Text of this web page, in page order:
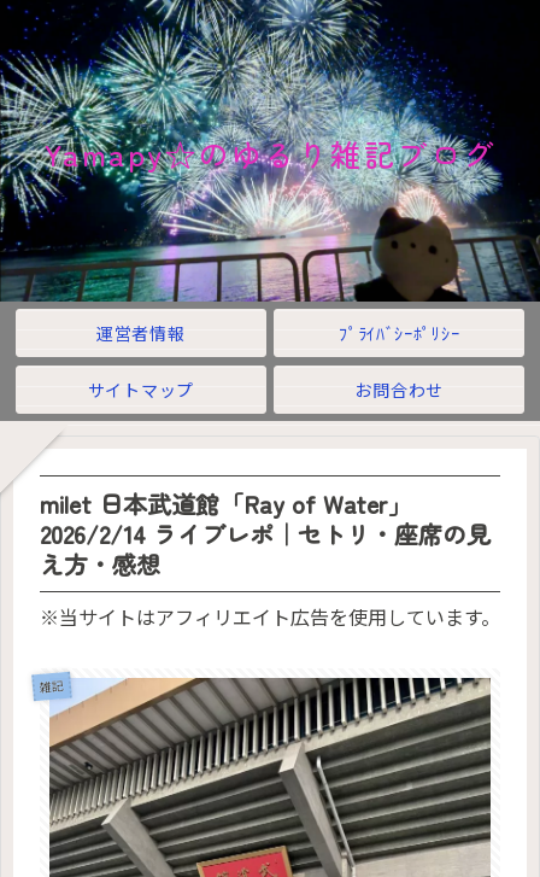
Yamapy☆のゆるり雑記ブログ
運営者情報 ﾌﾟﾗｲﾊﾞｼｰﾎﾟﾘｼｰ
サイトマップ お問合わせ
milet 日本武道館「Ray of Water」
2026/2/14 ライブレポ｜セトリ・座席の見
え方・感想
※当サイトはアフィリエイト広告を使用しています。
雑記